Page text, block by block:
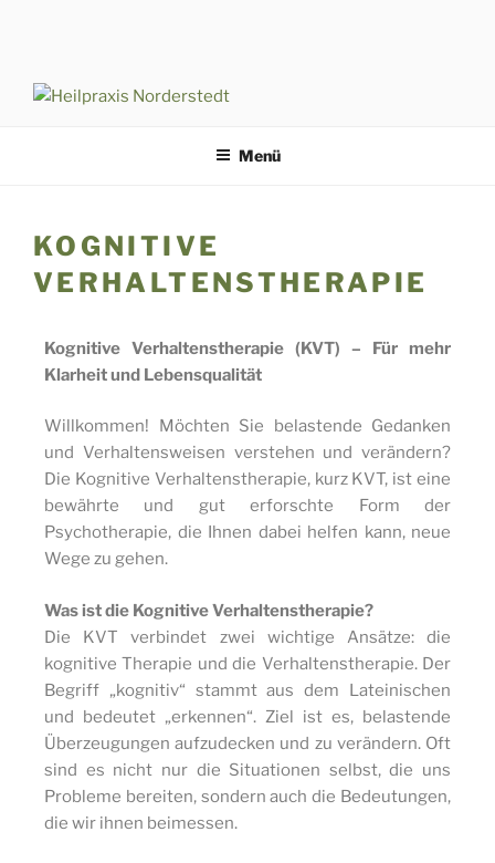
Menü
KOGNITIVE
VERHALTENSTHERAPIE
Kognitive Verhaltenstherapie (KVT) – Für mehr
Klarheit und Lebensqualität
Willkommen! Möchten Sie belastende Gedanken
und Verhaltensweisen verstehen und verändern?
Die Kognitive Verhaltenstherapie, kurz KVT, ist eine
bewährte und gut erforschte Form der
Psychotherapie, die Ihnen dabei helfen kann, neue
Wege zu gehen.
Was ist die Kognitive Verhaltenstherapie?
Die KVT verbindet zwei wichtige Ansätze: die
kognitive Therapie und die Verhaltenstherapie. Der
Begriff „kognitiv“ stammt aus dem Lateinischen
und bedeutet „erkennen“. Ziel ist es, belastende
Überzeugungen aufzudecken und zu verändern. Oft
sind es nicht nur die Situationen selbst, die uns
Probleme bereiten, sondern auch die Bedeutungen,
die wir ihnen beimessen.